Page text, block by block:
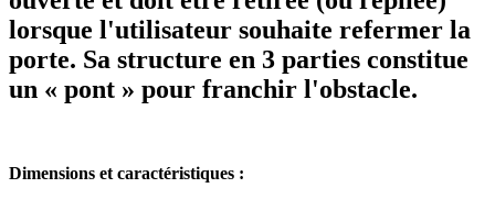
lorsque l'utilisateur souhaite refermer la
porte. Sa structure en 3 parties constitue
un « pont » pour franchir l'obstacle.
Dimensions et caractéristiques :